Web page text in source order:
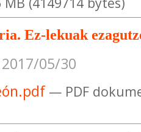
Ez-lekuak
05/30
— PDF